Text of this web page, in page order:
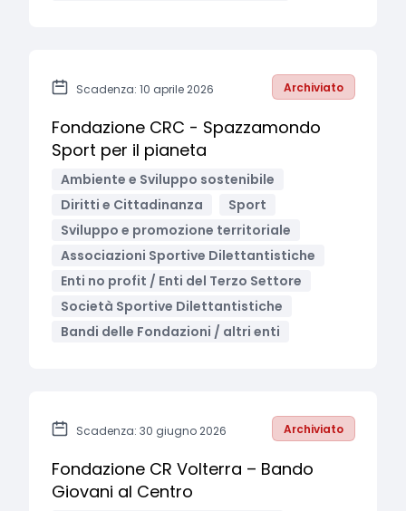
Scadenza: 10 aprile 2026 Archiviato
Fondazione CRC - Spazzamondo
Sport per il pianeta
Ambiente e Sviluppo sostenibile
Diritti e Cittadinanza
Sport
Sviluppo e promozione territoriale
Associazioni Sportive Dilettantistiche
Enti no profit / Enti del Terzo Settore
Società Sportive Dilettantistiche
Bandi delle Fondazioni / altri enti
Scadenza: 30 giugno 2026 Archiviato
Fondazione CR Volterra – Bando
Giovani al Centro